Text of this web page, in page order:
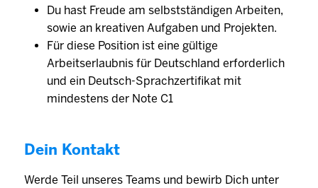
Du hast Freude am selbstständigen Arbeiten,
sowie an kreativen Aufgaben und Projekten.
Für diese Position ist eine gültige
Arbeitserlaubnis für Deutschland erforderlich
und ein Deutsch-Sprachzertifikat mit
mindestens der Note C1
Dein Kontakt
Werde Teil unseres Teams und bewirb Dich unter